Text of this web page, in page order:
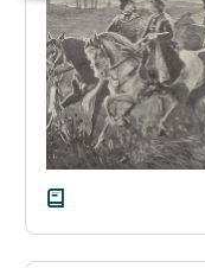
E-kolekcja lektur
szkolnych i literatury
słuchania dla uczennic
uczniów z
Feministyczne